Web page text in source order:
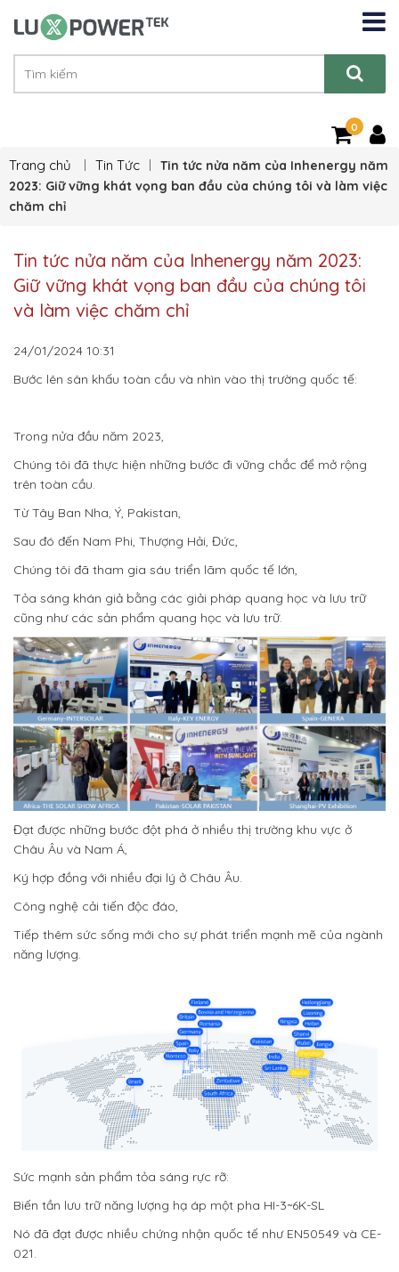
0
Trang chủ Tin Tức
Tin tức nửa năm của Inhenergy năm
2023: Giữ vững khát vọng ban đầu của chúng tôi và làm việc
chăm chỉ
Tin tức nửa năm của Inhenergy năm 2023:
Giữ vững khát vọng ban đầu của chúng tôi
và làm việc chăm chỉ
24/01/2024 10:31
Bước lên sân khấu toàn cầu và nhìn vào thị trường quốc tế:
Trong nửa đầu năm 2023,
Chúng tôi đã thực hiện những bước đi vững chắc để mở rộng
trên toàn cầu.
Từ Tây Ban Nha, Ý, Pakistan,
Sau đó đến Nam Phi, Thượng Hải, Đức,
Chúng tôi đã tham gia sáu triển lãm quốc tế lớn,
Tỏa sáng khán giả bằng các giải pháp quang học và lưu trữ
cũng như các sản phẩm quang học và lưu trữ.
Đạt được những bước đột phá ở nhiều thị trường khu vực ở
Châu Âu và Nam Á,
Ký hợp đồng với nhiều đại lý ở Châu Âu.
Công nghệ cải tiến độc đáo,
Tiếp thêm sức sống mới cho sự phát triển mạnh mẽ của ngành
năng lượng.
Sức mạnh sản phẩm tỏa sáng rực rỡ:
Biến tần lưu trữ năng lượng hạ áp một pha HI-3~6K-SL
Nó đã đạt được nhiều chứng nhận quốc tế như EN50549 và CE-
021.